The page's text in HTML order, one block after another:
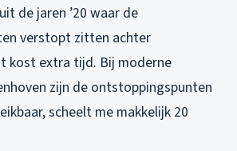
de jaren ’20 waar de
verstopt zitten achter
kost extra tijd. Bij moderne
zijn de ontstoppingspunten
scheelt me makkelijk 20